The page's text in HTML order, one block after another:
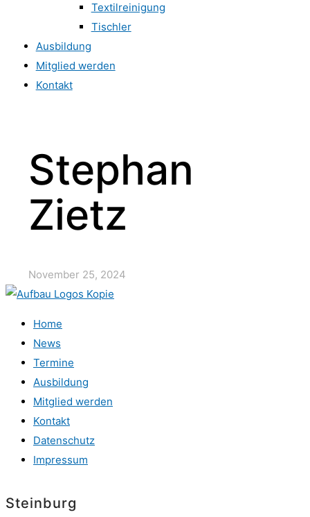
Textilreinigung
Tischler
Ausbildung
Mitglied werden
Kontakt
Stephan
Zietz
November 25, 2024
Home
News
Termine
Ausbildung
Mitglied werden
Kontakt
Datenschutz
Impressum
Steinburg